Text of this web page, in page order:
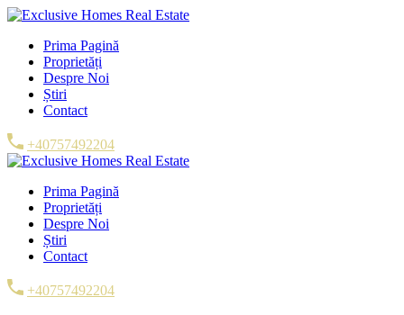
Prima Pagină
Proprietăți
Despre Noi
Știri
Contact
+40757492204
Prima Pagină
Proprietăți
Despre Noi
Știri
Contact
+40757492204